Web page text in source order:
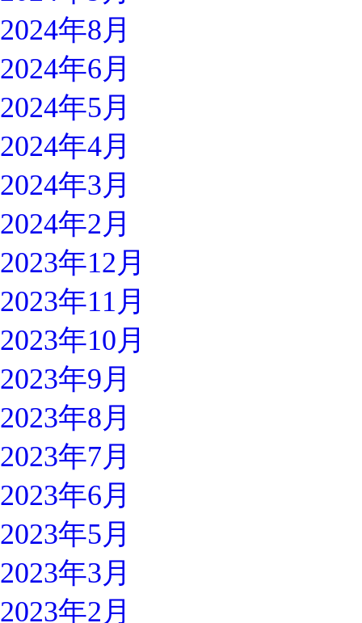
2024年8月
2024年6月
2024年5月
2024年4月
2024年3月
2024年2月
2023年12月
2023年11月
2023年10月
2023年9月
2023年8月
2023年7月
2023年6月
2023年5月
2023年3月
2023年2月